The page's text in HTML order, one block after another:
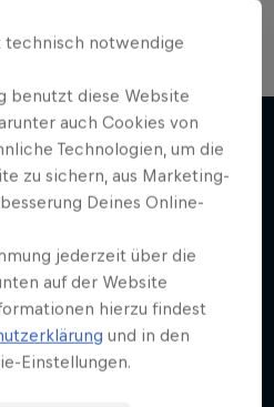
Guseli
Snowboard-
technisch notwendige
benutzt diese Website
auch Cookies von
Technologien, um die
zu sichern, aus Marketing-
Deines Online-
jederzeit über die
auf der Website
hierzu findest
und in den
Einstellungen.